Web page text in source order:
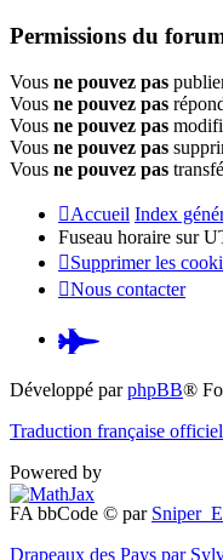
Permissions du
Vous ne pouvez pas
Vous ne pouvez pas
Vous ne pouvez pas
Vous ne pouvez pas
Vous ne pouvez pas
Accueil Index
Fuseau horaire sur
Supprimer les
Nous contacter
Pardus.at
(S’ouvre
nouvel
Développé parphpBB®
Traduction française
Powered by
FA bbCode © par Sniper_E
Drapeaux des Pays par